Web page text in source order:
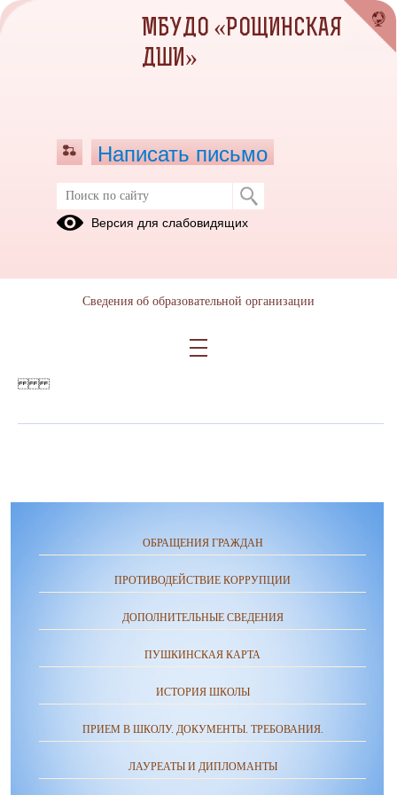
Лицензия
Опубликовано на сайте
25 января 2023
ОБРАЩЕНИЯ ГРАЖДАН
ПРОТИВОДЕЙСТВИЕ КОРРУПЦИИ
ДОПОЛНИТЕЛЬНЫЕ СВЕДЕНИЯ
ПУШКИНСКАЯ КАРТА
ИСТОРИЯ ШКОЛЫ
ПРИЕМ В ШКОЛУ. ДОКУМЕНТЫ. ТРЕБОВАНИЯ.
ЛАУРЕАТЫ И ДИПЛОМАНТЫ
МБУДО «РОЩИНСКАЯ
ДШИ»
Написать письмо
Версия для слабовидящих
Сведения об образовательной организации